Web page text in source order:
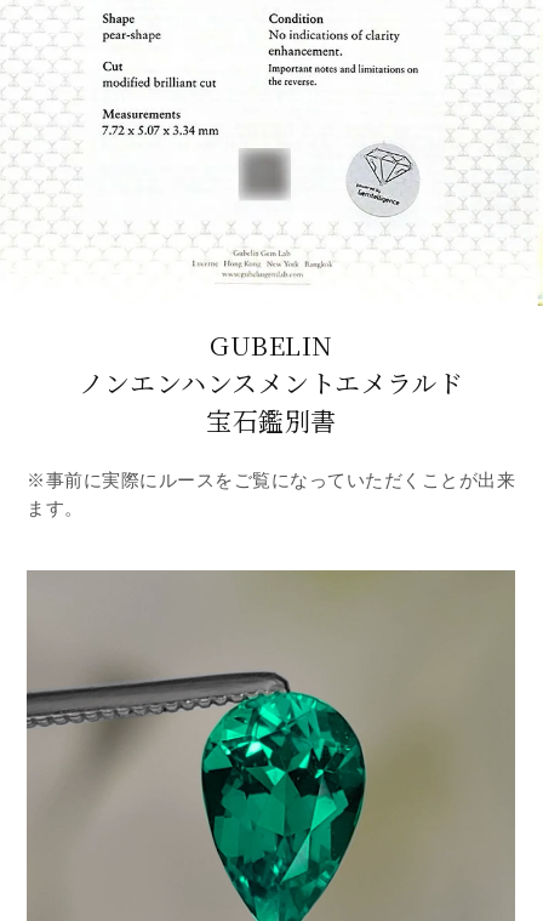
GUBELIN
ノンエンハンスメントエメラルド
宝石鑑別書
※事前に実際にルースをご覧になっていただくことが出来
ます。